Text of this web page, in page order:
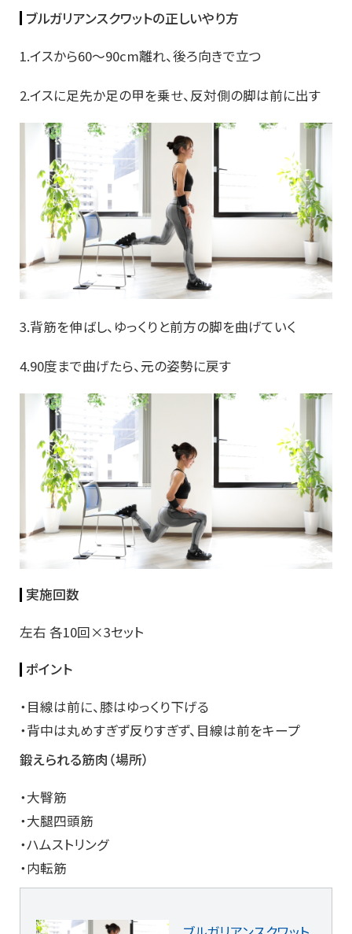
ブルガリアンスクワットの正しいやり方
1.イスから60～90cm離れ、後ろ向きで立つ
2.イスに足先か足の甲を乗せ、反対側の脚は前に出す
3.背筋を伸ばし、ゆっくりと前方の脚を曲げていく
4.90度まで曲げたら、元の姿勢に戻す
実施回数
左右 各10回×3セット
ポイント
・目線は前に、膝はゆっくり下げる
・背中は丸めすぎず反りすぎず、目線は前をキープ
鍛えられる筋肉（場所）
・大臀筋
・大腿四頭筋
・ハムストリング
・内転筋